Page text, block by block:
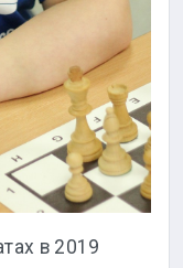
в 2019